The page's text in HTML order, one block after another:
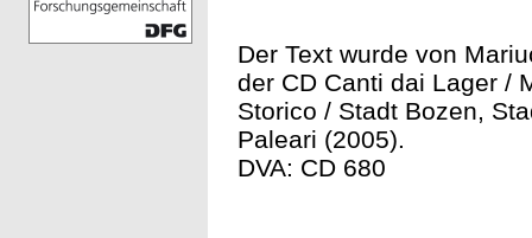
Der Text wurde von
der CD Canti dai Lager /
Storico / Stadt Bozen,
Paleari (2005).
DVA: CD 680